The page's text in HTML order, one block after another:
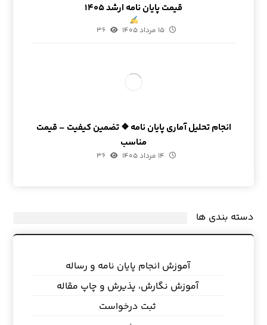
قیمت پایان نامه ارشد ۱۴۰۵
۱۵ مرداد ۱۴۰۵ ۳۶
انجام تحلیل آماری پایان نامه ❖ تضمین کیفیت – قیمت
مناسب
۱۴ مرداد ۱۴۰۵ ۳۶
دسته بندی ها
آموزش انجام پایان نامه و رساله
آموزش نگارش، پذیرش و چاپ مقاله
ثبت درخواست